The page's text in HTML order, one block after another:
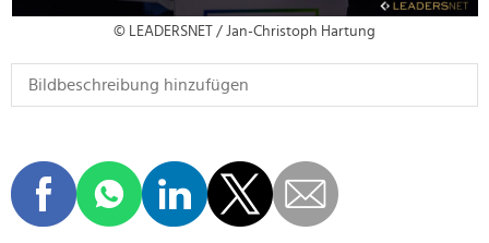
© LEADERSNET / Jan-Christoph Hartung